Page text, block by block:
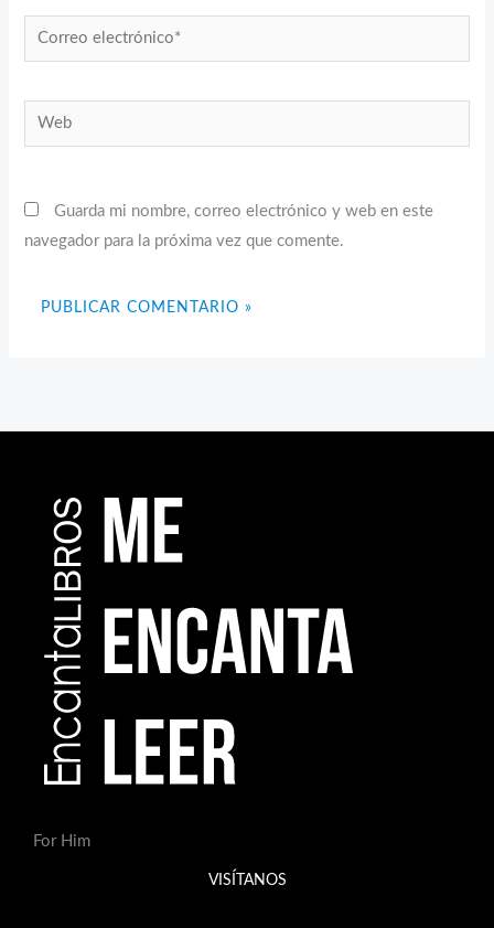
Correo
electrónico*
Web
Guarda mi nombre, correo electrónico y web en este
navegador para la próxima vez que comente.
For Him
VISÍTANOS